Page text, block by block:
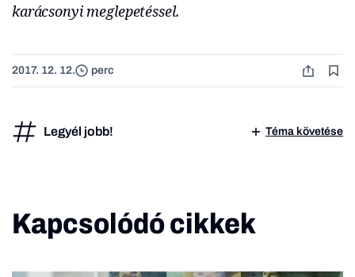
karácsonyi meglepetéssel.
2017. 12. 12. perc
Legyél jobb! Téma követése
Kapcsolódó cikkek